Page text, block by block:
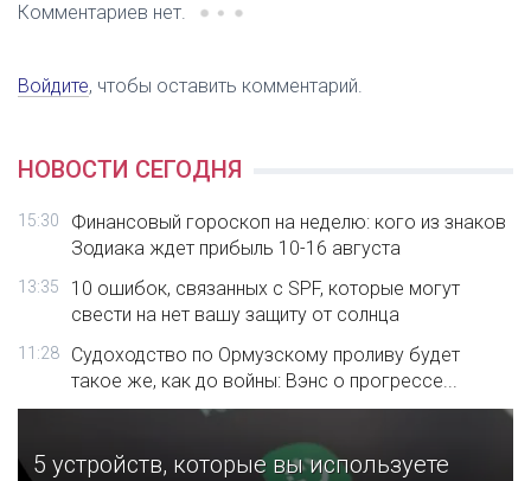
Комментариев нет.
Войдите, чтобы оставить комментарий.
НОВОСТИ СЕГОДНЯ
15:30
Финансовый гороскоп на неделю: кого из знаков
Зодиака ждет прибыль 10-16 августа
13:35
10 ошибок, связанных с SPF, которые могут
свести на нет вашу защиту от солнца
11:28
Судоходство по Ормузскому проливу будет
такое же, как до войны: Вэнс о прогрессе...
5 устройств, которые вы используете